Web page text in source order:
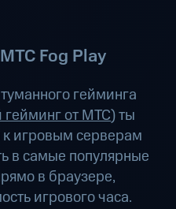
Fog Play
гейминга
от МТС) ты
игровым серверам
в самые популярные
в браузере,
игрового часа.